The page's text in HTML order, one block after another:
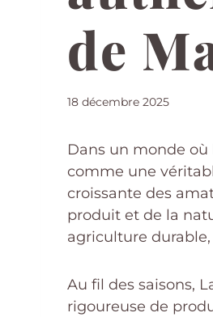
de
18 décembre 2025
Dans un monde
comme une
croissante des
produit et de la
agriculture
Au fil des saisons,
rigoureuse de